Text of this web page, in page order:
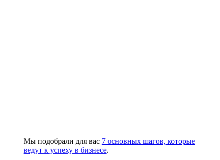
Мы подобрали для вас 7 основных шагов, которые
ведут к успеху в бизнесе.